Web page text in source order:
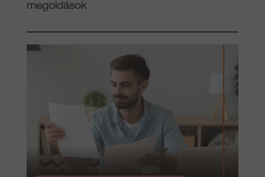
megoldások